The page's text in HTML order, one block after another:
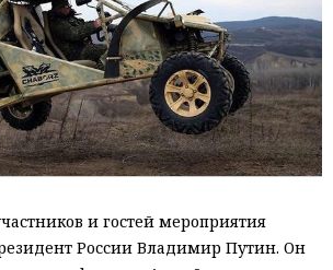
и гостей мероприятия
России Владимир Путин. Он